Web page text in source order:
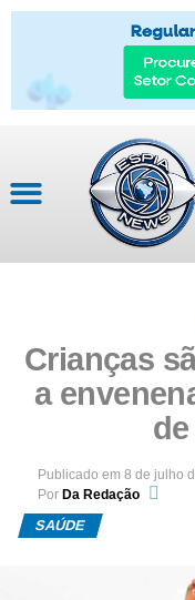
Crianças
a
Publicado em 8 de julho
Por Da Redação
SAÚDE